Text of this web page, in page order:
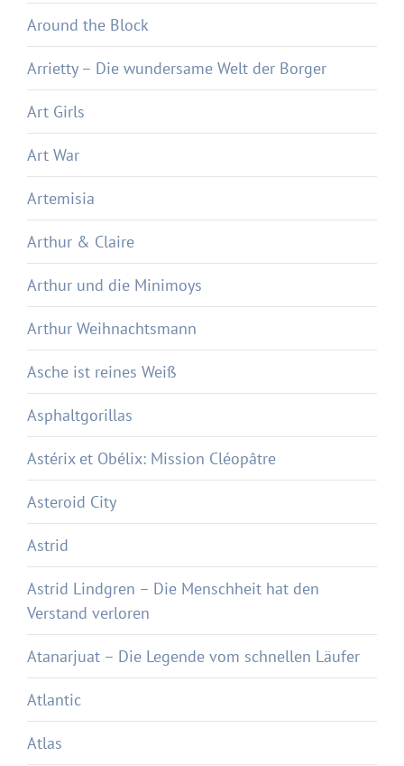
Around the Block
Arrietty – Die wundersame Welt der Borger
Art Girls
Art War
Artemisia
Arthur & Claire
Arthur und die Minimoys
Arthur Weihnachtsmann
Asche ist reines Weiß
Asphaltgorillas
Astérix et Obélix: Mission Cléopâtre
Asteroid City
Astrid
Astrid Lindgren – Die Menschheit hat den
Verstand verloren
Atanarjuat – Die Legende vom schnellen Läufer
Atlantic
Atlas